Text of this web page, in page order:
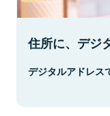
住所に、デジ
デジタルアドレス